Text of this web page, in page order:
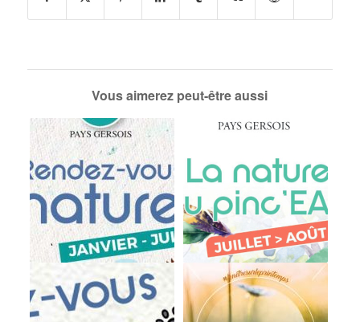
Vous aimerez peut-être aussi